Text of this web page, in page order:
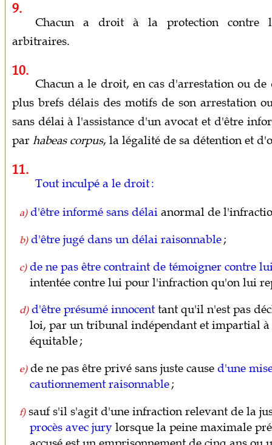
9.
Chacun a droit à la protection contre
arbitraires.
10.
Chacun a le droit, en cas d'arrestation ou
plus brefs délais des motifs de son arrestation
sans délai à l'assistance d'un avocat et d'être
par habeas corpus, la légalité de sa détention et
11.
Tout inculpé a le droit :
a) d'être informé sans délaianormal de
b) d'être jugé dans un délai raisonnable;
c) de ne pas être contraint de témoigner contre
intentée contre lui pour l'infraction qu'on lui
d) d'être présumé innocenttant qu'il n'est pas
loi, par un tribunal indépendant et impartial à
équitable ;
e)de ne pas être privé sans juste cause d'une
cautionnement raisonnable;
f)sauf s'il s'agit d'une infraction relevant de la
procès avec jury lorsque la peine maximale